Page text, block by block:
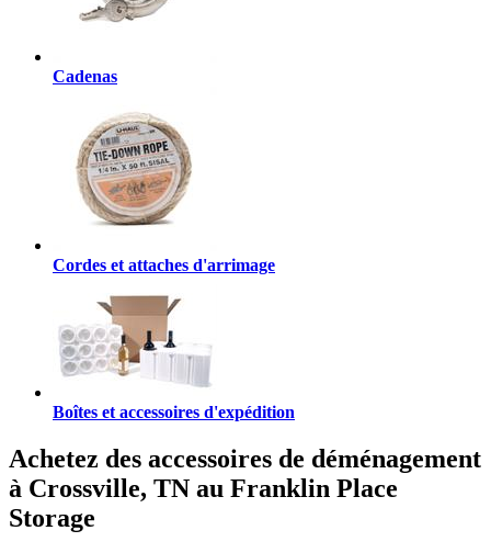
Cadenas
Cordes et attaches d'arrimage
Boîtes et accessoires d'expédition
Achetez des accessoires de déménagement
à Crossville, TN au Franklin Place
Storage